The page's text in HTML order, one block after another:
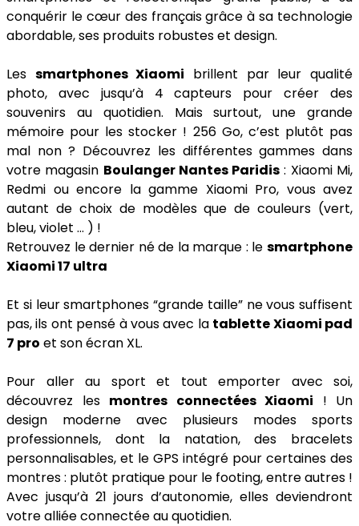
conquérir le cœur des français grâce à sa technologie
abordable, ses produits robustes et design.
Les smartphones Xiaomi brillent par leur qualité
photo, avec jusqu’à 4 capteurs pour créer des
souvenirs au quotidien. Mais surtout, une grande
mémoire pour les stocker ! 256 Go, c’est plutôt pas
mal non ? Découvrez les différentes gammes dans
votre magasin Boulanger Nantes Paridis : Xiaomi Mi,
Redmi ou encore la gamme Xiaomi Pro, vous avez
autant de choix de modèles que de couleurs (vert,
bleu, violet … ) !
Retrouvez le dernier né de la marque : le smartphone
Xiaomi 17 ultra
Et si leur smartphones “grande taille” ne vous suffisent
pas, ils ont pensé à vous avec la tablette Xiaomi pad
7 pro et son écran XL.
Pour aller au sport et tout emporter avec soi,
découvrez les montres connectées Xiaomi ! Un
design moderne avec plusieurs modes sports
professionnels, dont la natation, des bracelets
personnalisables, et le GPS intégré pour certaines des
montres : plutôt pratique pour le footing, entre autres !
Avec jusqu’à 21 jours d’autonomie, elles deviendront
votre alliée connectée au quotidien.